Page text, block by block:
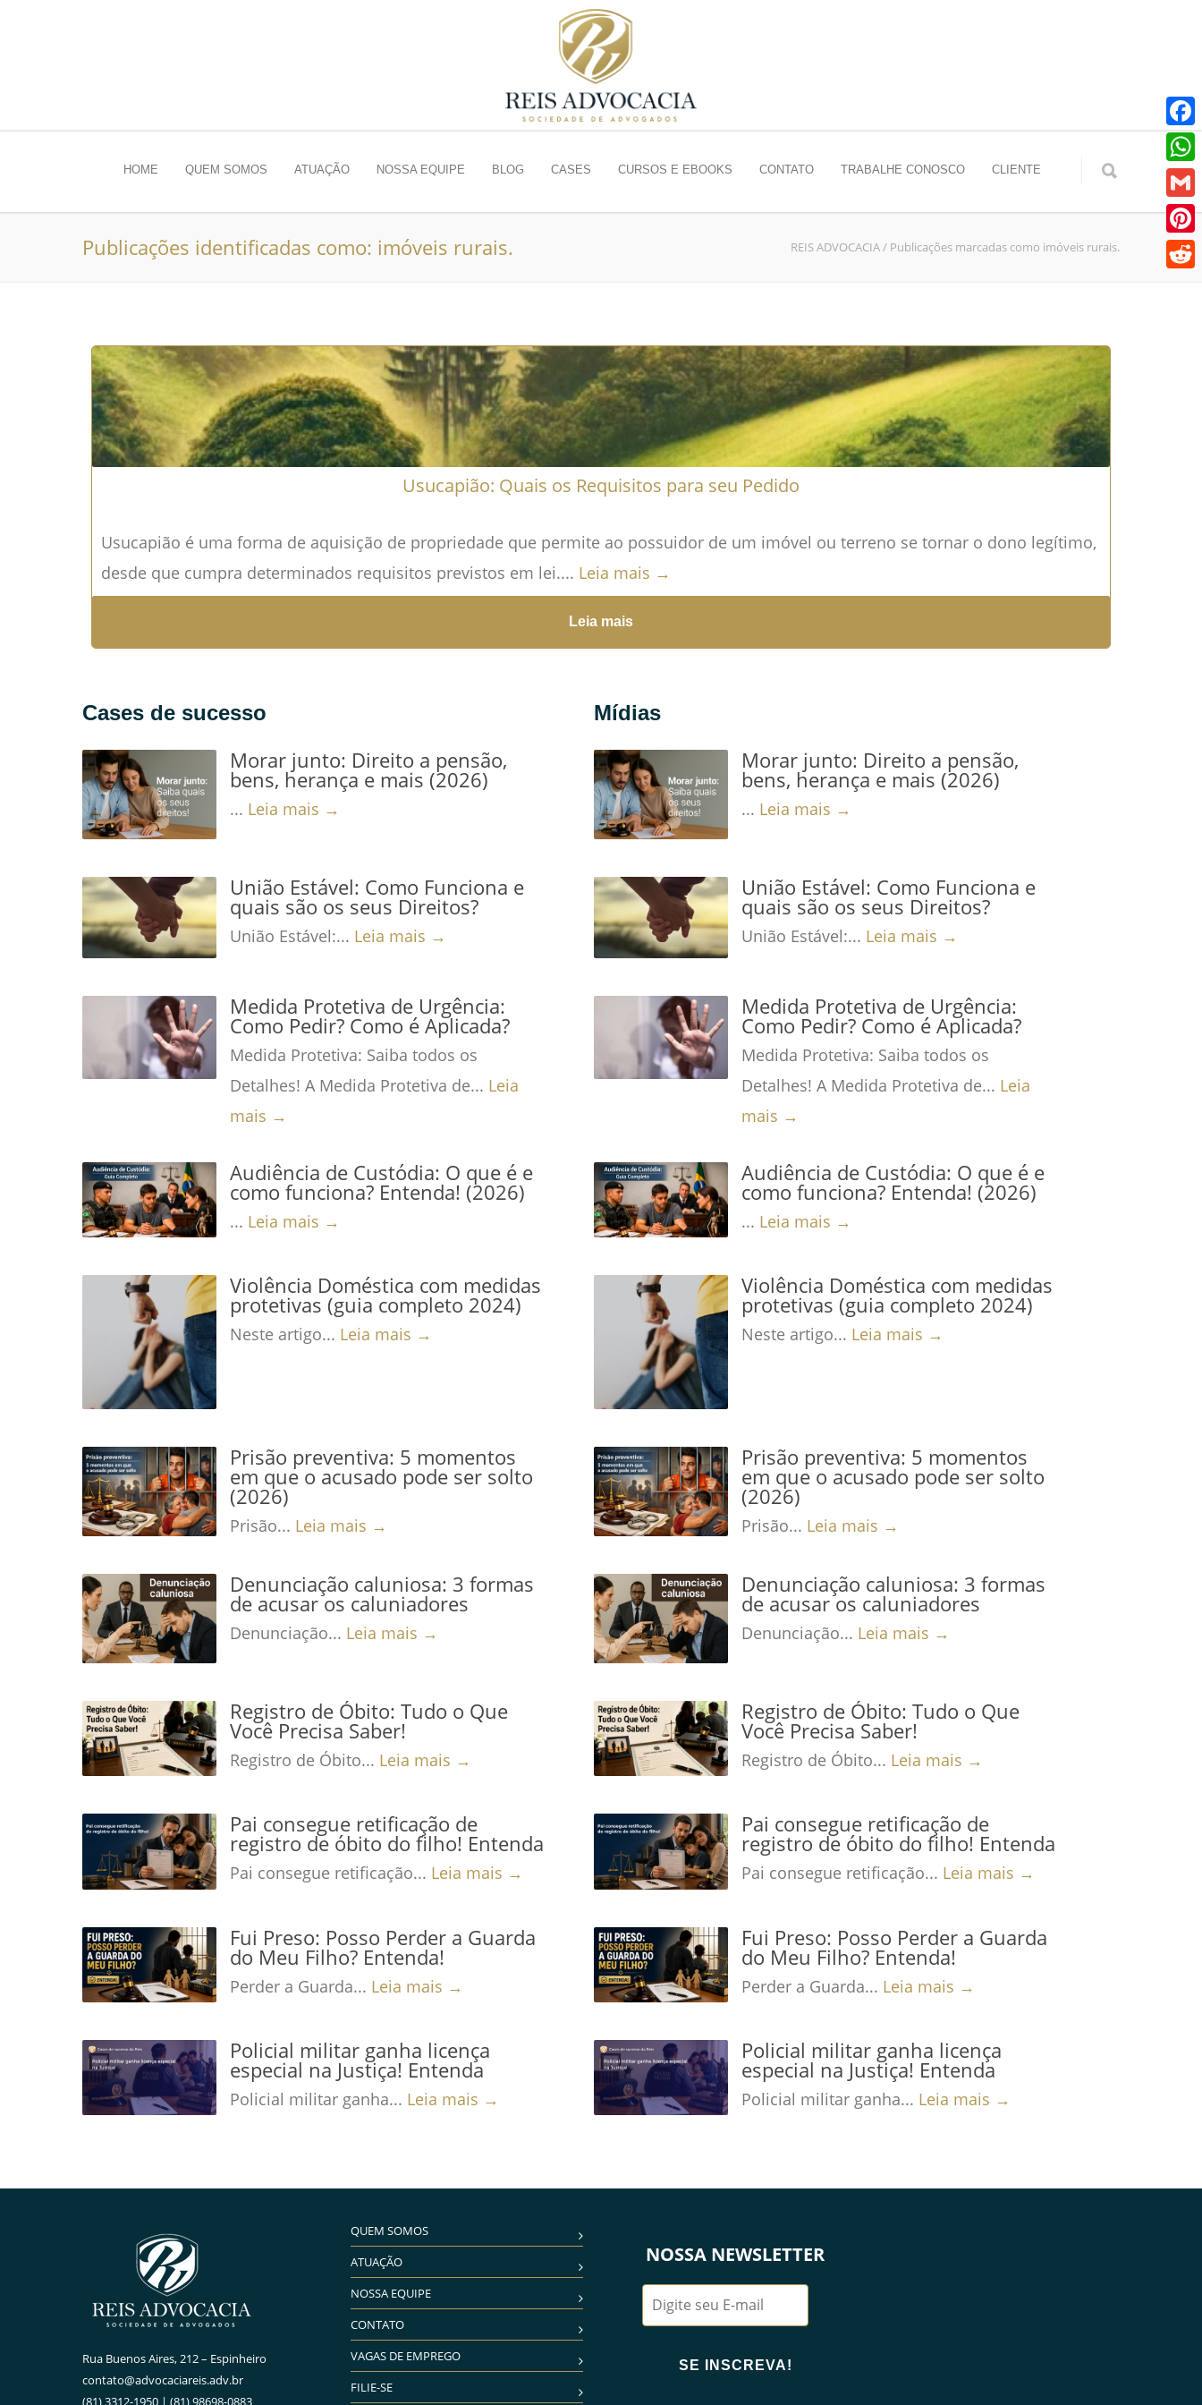
HOME QUEM SOMOS ATUAÇÃO NOSSA EQUIPE BLOG CASES CURSOS E EBOOKS CONTATO TRABALHE CONOSCO CLIENTE
Publicações identificadas como: imóveis rurais. REIS ADVOCACIA/ Publicações marcadas como imóveis rurais.
Usucapião: Quais os Requisitos para seu Pedido
Usucapião é uma forma de aquisição de propriedade que permite ao possuidor de um imóvel ou terreno se tornar o dono legítimo,
desde que cumpra determinados requisitos previstos em lei.... Leia mais →
Leia mais
Cases de sucesso
Morar junto: Direito a pensão,
bens, herança e mais (2026)
... Leia mais →
União Estável: Como Funciona e
quais são os seus Direitos?
União Estável:... Leia mais →
Medida Protetiva de Urgência:
Como Pedir? Como é Aplicada?
Medida Protetiva: Saiba todos os
Detalhes! A Medida Protetiva de... Leia
mais →
Audiência de Custódia: O que é e
como funciona? Entenda! (2026)
... Leia mais →
Violência Doméstica com medidas
protetivas (guia completo 2024)
Neste artigo... Leia mais →
Prisão preventiva: 5 momentos
em que o acusado pode ser solto
(2026)
Prisão... Leia mais →
Denunciação caluniosa: 3 formas
de acusar os caluniadores
Denunciação... Leia mais →
Registro de Óbito: Tudo o Que
Você Precisa Saber!
Registro de Óbito... Leia mais →
Pai consegue retificação de
registro de óbito do filho! Entenda
Pai consegue retificação... Leia mais →
Fui Preso: Posso Perder a Guarda
do Meu Filho? Entenda!
Perder a Guarda... Leia mais →
Policial militar ganha licença
especial na Justiça! Entenda
Policial militar ganha... Leia mais →
Mídias
Morar junto: Direito a pensão,
bens, herança e mais (2026)
... Leia mais →
União Estável: Como Funciona e
quais são os seus Direitos?
União Estável:... Leia mais →
Medida Protetiva de Urgência:
Como Pedir? Como é Aplicada?
Medida Protetiva: Saiba todos os
Detalhes! A Medida Protetiva de... Leia
mais →
Audiência de Custódia: O que é e
como funciona? Entenda! (2026)
... Leia mais →
Violência Doméstica com medidas
protetivas (guia completo 2024)
Neste artigo... Leia mais →
Prisão preventiva: 5 momentos
em que o acusado pode ser solto
(2026)
Prisão... Leia mais →
Denunciação caluniosa: 3 formas
de acusar os caluniadores
Denunciação... Leia mais →
Registro de Óbito: Tudo o Que
Você Precisa Saber!
Registro de Óbito... Leia mais →
Pai consegue retificação de
registro de óbito do filho! Entenda
Pai consegue retificação... Leia mais →
Fui Preso: Posso Perder a Guarda
do Meu Filho? Entenda!
Perder a Guarda... Leia mais →
Policial militar ganha licença
especial na Justiça! Entenda
Policial militar ganha... Leia mais →
Rua Buenos Aires, 212 – Espinheiro
contato@advocaciareis.adv.br
(81) 3312-1950 | (81) 98698-0883
QUEM SOMOS
ATUAÇÃO
NOSSA EQUIPE
CONTATO
VAGAS DE EMPREGO
FILIE-SE
NOSSA NEWSLETTER
Gmail